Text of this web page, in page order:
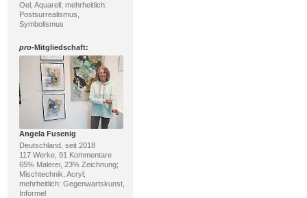
Oel, Aquarell; mehrheitlich:
Postsurrealismus,
Symbolismus
pro-Mitgliedschaft:
Angela Fusenig
Deutschland, seit 2018
117 Werke, 91 Kommentare
65% Malerei, 23% Zeichnung;
Mischtechnik, Acryl;
mehrheitlich: Gegenwartskunst,
Informel